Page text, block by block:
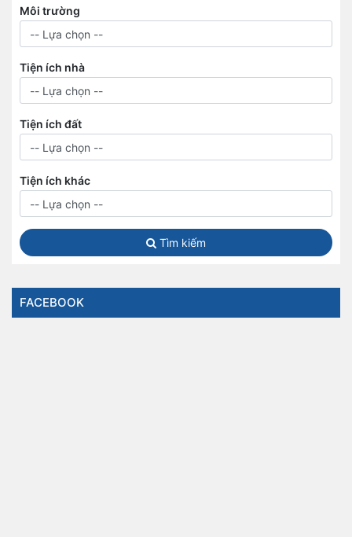
Môi trường
Tiện ích nhà
Tiện ích đất
Tiện ích khác
Tìm kiếm
FACEBOOK